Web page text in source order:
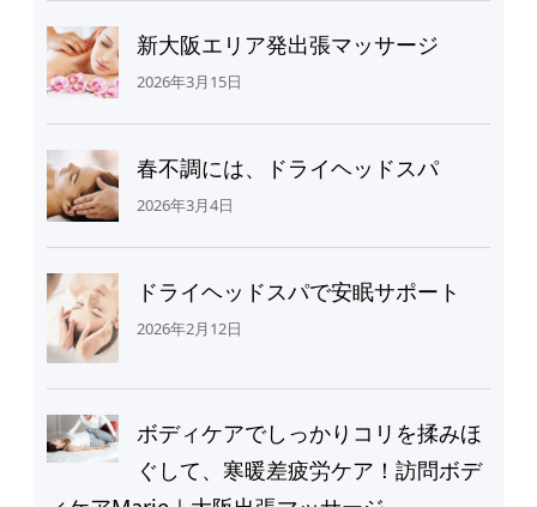
新大阪エリア発出張マッサージ
2026年3月15日
春不調には、ドライヘッドスパ
2026年3月4日
ドライヘッドスパで安眠サポート
2026年2月12日
ボディケアでしっかりコリを揉みほ
ぐして、寒暖差疲労ケア！訪問ボデ